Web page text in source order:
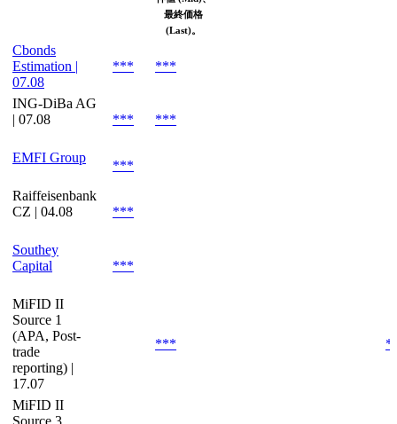
最終価格
(Last)。
Cbonds
Estimation |
07.08
*** ***
ING-DiBa AG
| 07.08
*** ***
EMFI Group
***
Raiffeisenbank
CZ | 04.08
***
Southey
Capital
***
MiFID II
Source 1
(APA, Post-
trade
reporting) |
17.07
***
MiFID II
Source 3